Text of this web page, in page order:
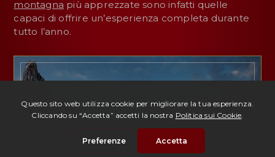
montagna più apprezzate sono infatti quelle
capaci di offrire un’esperienza completa durante
tutto l’anno.
Whatsapp E-mail